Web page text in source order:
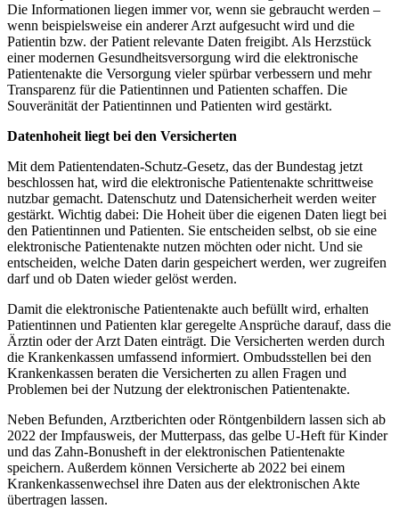
Die Informationen liegen immer vor, wenn sie gebraucht werden –
wenn beispielsweise ein anderer Arzt aufgesucht wird und die
Patientin bzw. der Patient relevante Daten freigibt. Als Herzstück
einer modernen Gesundheitsversorgung wird die elektronische
Patientenakte die Versorgung vieler spürbar verbessern und mehr
Transparenz für die Patientinnen und Patienten schaffen. Die
Souveränität der Patientinnen und Patienten wird gestärkt.
Datenhoheit liegt bei den Versicherten
Mit dem Patientendaten-Schutz-Gesetz, das der Bundestag jetzt
beschlossen hat, wird die elektronische Patientenakte schrittweise
nutzbar gemacht. Datenschutz und Datensicherheit werden weiter
gestärkt. Wichtig dabei: Die Hoheit über die eigenen Daten liegt bei
den Patientinnen und Patienten. Sie entscheiden selbst, ob sie eine
elektronische Patientenakte nutzen möchten oder nicht. Und sie
entscheiden, welche Daten darin gespeichert werden, wer zugreifen
darf und ob Daten wieder gelöst werden.
Damit die elektronische Patientenakte auch befüllt wird, erhalten
Patientinnen und Patienten klar geregelte Ansprüche darauf, dass die
Ärztin oder der Arzt Daten einträgt. Die Versicherten werden durch
die Krankenkassen umfassend informiert. Ombudsstellen bei den
Krankenkassen beraten die Versicherten zu allen Fragen und
Problemen bei der Nutzung der elektronischen Patientenakte.
Neben Befunden, Arztberichten oder Röntgenbildern lassen sich ab
2022 der Impfausweis, der Mutterpass, das gelbe U-Heft für Kinder
und das Zahn-Bonusheft in der elektronischen Patientenakte
speichern. Außerdem können Versicherte ab 2022 bei einem
Krankenkassenwechsel ihre Daten aus der elektronischen Akte
übertragen lassen.